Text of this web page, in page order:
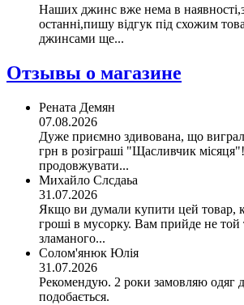
Наших джинс вже нема в
останні,пишу відгук під схожим
джинсами ще...
Отзывы о магазине
Рената Демян
07.08.2026
Дуже приємно здивована, що
грн в розіграші "Щасливчик
продовжувати...
Михайло Слсдаьа
31.07.2026
Якщо ви думали купити цей товар,
гроші в мусорку. Вам прийде не той
зламаного...
Солом'янюк Юлія
31.07.2026
Рекомендую. 2 роки замовляю одяг
подобається.